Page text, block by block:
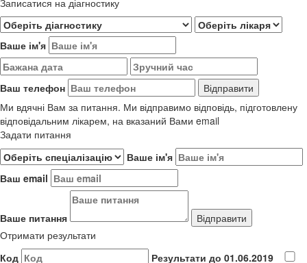
Записатися на діагностику
Ваше ім'я
Ваш телефон
Ми вдячні Вам за питання. Ми відправимо відповідь, підготовлену
відповідальним лікарем, на вказаний Вами email
Задати питання
Ваше ім'я
Ваш email
Ваше питання
Отримати результати
Код
Результати до 01.06.2019